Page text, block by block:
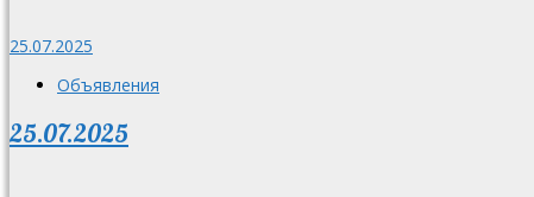
25.07.2025
Объявления
25.07.2025